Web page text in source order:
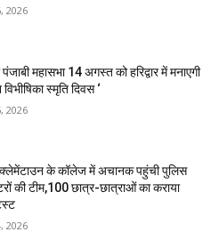
2026
महासभा 14 अगस्त को हरिद्वार में मनाएगी
विभीषिका स्मृति दिवस ‘
2026
के कॉलेज में अचानक पहुंची पुलिस
की टीम,100 छात्र-छात्राओं का कराया
2026